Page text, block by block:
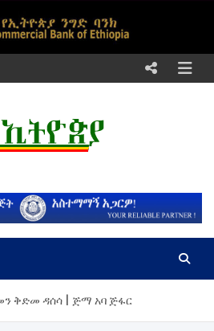
ቅድመ ዳሰሳ | ጅማ አባ ጅፋር